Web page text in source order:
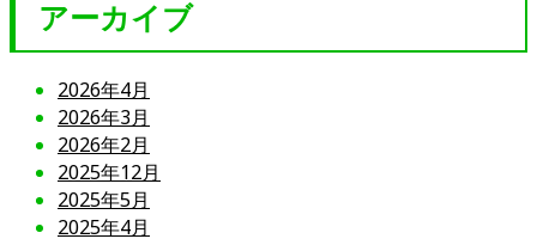
アーカイブ
2026年4月
2026年3月
2026年2月
2025年12月
2025年5月
2025年4月